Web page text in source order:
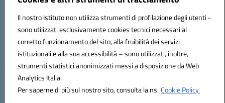
Il nostro Istituto non utilizza strumenti di profilazione degli utenti -
sono utilizzati esclusivamente cookies tecnici necessari al
corretto funzionamento del sito, alla fruibilità dei servizi
istituzionali e alla sua accessibilità – sono utilizzati, inoltre,
strumenti statistici anonimizzati messi a disposizione da Web
Analytics Italia.
Per saperne di più sul nostro sito, consulta la ns.Cookie Policy.
Codice fiscale: 93066580817
Codice meccanografico:TPIS02200A
VIA CESARÒ, 36 - 91016 ERICE - CASA SANTA (TP)
Telefono: 0923569559
Hosting & Powered by 3D Solution S.r.l.
Concept & Design by Designers Italia